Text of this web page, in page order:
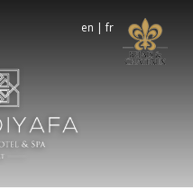
en |fr